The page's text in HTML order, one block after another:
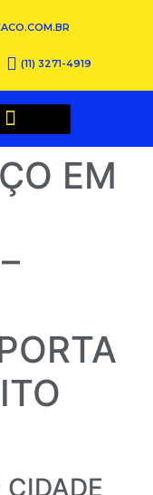
(11) 3271-4919
EM
CIDADE